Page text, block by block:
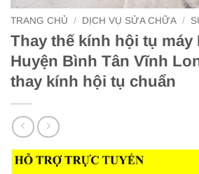
TRANG CHỦ / DỊCH VỤ SỬA CHỮA /
Thay thế kính hội tụ máy
Huyện Bình Tân Vĩnh
thay kính hội tụ chuẩn